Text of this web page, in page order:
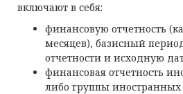
включают в себя:
финансовую отчетность
месяцев), базисный
отчетности и исходную
финансовая отчетность
либо группы